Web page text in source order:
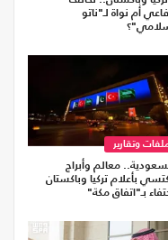
أم نواة لـ"ناتو
وتقارير
معالم وأبراج
بأعلام تركيا وباكستان
بـ"اتفاق مكة"